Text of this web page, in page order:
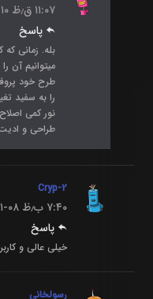
۱۱:۰۷ ق٫ظ
پاسخ
بله. زمانی
طرح خود
را به سفید
نور کمی
طراحی و
Cryp-2
۷:۴۰ ب٫ظ
پاسخ
خیلی عالی و
رسولخانی